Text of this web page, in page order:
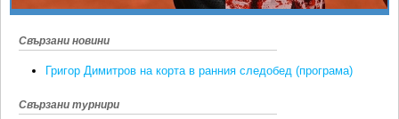
Свързани новини
Григор Димитров на корта в ранния следобед (програма)
Свързани турнири